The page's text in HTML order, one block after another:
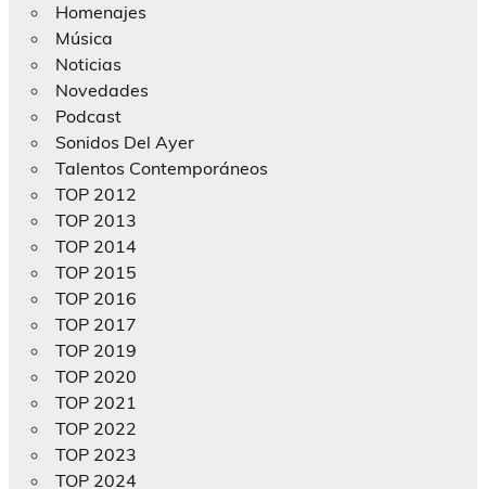
Homenajes
Música
Noticias
Novedades
Podcast
Sonidos Del Ayer
Talentos Contemporáneos
TOP 2012
TOP 2013
TOP 2014
TOP 2015
TOP 2016
TOP 2017
TOP 2019
TOP 2020
TOP 2021
TOP 2022
TOP 2023
TOP 2024